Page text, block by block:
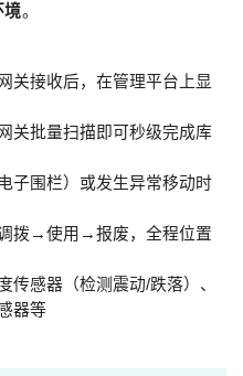
境。
关接收后，在管理平台上显
关批量扫描即可秒级完成库
子围栏）或发生异常移动时
拨→使用→报废，全程位置
传感器（检测震动/跌落）、
器等